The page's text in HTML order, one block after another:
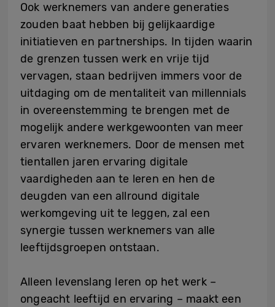
Ook werknemers van andere generaties
zouden baat hebben bij gelijkaardige
initiatieven en partnerships. In tijden waarin
de grenzen tussen werk en vrije tijd
vervagen, staan bedrijven immers voor de
uitdaging om de mentaliteit van millennials
in overeenstemming te brengen met de
mogelijk andere werkgewoonten van meer
ervaren werknemers. Door de mensen met
tientallen jaren ervaring digitale
vaardigheden aan te leren en hen de
deugden van een allround digitale
werkomgeving uit te leggen, zal een
synergie tussen werknemers van alle
leeftijdsgroepen ontstaan.
Alleen levenslang leren op het werk –
ongeacht leeftijd en ervaring – maakt een